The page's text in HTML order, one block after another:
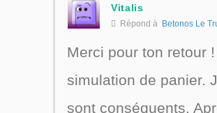
Vitalis
Répond à Betonos Le
Merci pour ton retour
simulation de panier.
sont conséquents.